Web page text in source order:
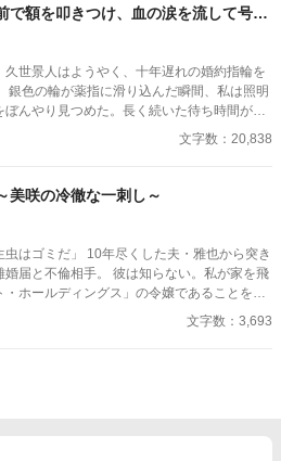
で額を叩きつけ、血の涙を流して号泣
久世景人はようやく、十年遅れの婚約指輪を
ぼんやり見つめた。長く続いた待ち時間が、
気がした。けれど次の瞬間、彼は私の手を
わない品物を評するように静かな声で言っ
った。十年待ち続けた指輪は、彼の手のひら
にあったほうが
指先でなぞった。まるで、たいしたことで
い時間が長くなると、どうしても瑠奈のこと
文字数：20,838
咲の冷徹な一刺し～
虫はゴミだ」 10年尽くした夫・雅也から突き
婚届と不倫相手。 彼は知らない。私が家を飛
・ホールディングス」の令嬢であることを。
を賭けて挑む調印式の相手が、私の実父で
に叩き落とされたサレ妻による、容赦なき
文字数：3,693